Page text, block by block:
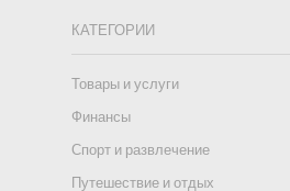
КАТЕГОРИИ
Товары и услуги
Финансы
Спорт и развлечение
Путешествие и отдых